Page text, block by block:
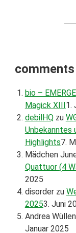
comments
bio – EMERGE
Magick XIII1.
debilHQzu
Unbekanntes
Highlights7.
Mädchen
Quattuor (4
2025
disorderzu
20253. Juni
Andrea
Januar 2025